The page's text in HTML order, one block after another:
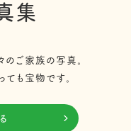
集
のご家族の写真。
も宝物です。